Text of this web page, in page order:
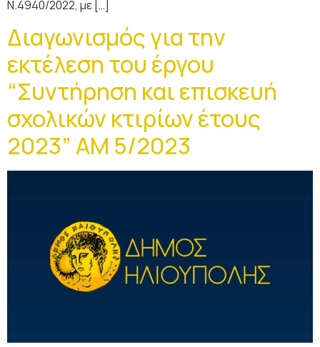
Ν.4940/2022, με […]
Διαγωνισμός για την
εκτέλεση του έργου
“Συντήρηση και επισκευή
σχολικών κτιρίων έτους
2023” ΑΜ 5/2023